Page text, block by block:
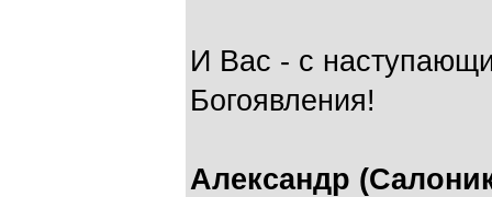
И Вас - с
Богоявления!
Александр